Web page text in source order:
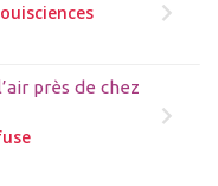
près de chez